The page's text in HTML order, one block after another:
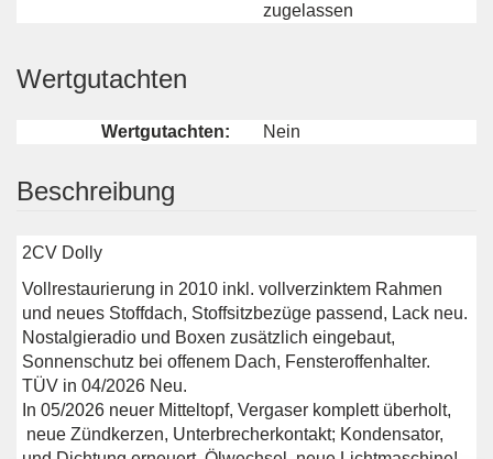
zugelassen
Wertgutachten
Wertgutachten: Nein
Beschreibung
2CV Dolly
Vollrestaurierung in 2010 inkl. vollverzinktem Rahmen
und neues Stoffdach, Stoffsitzbezüge passend, Lack neu.
Nostalgieradio und Boxen zusätzlich eingebaut,
Sonnenschutz bei offenem Dach, Fensteroffenhalter.
TÜV in 04/2026 Neu.
In 05/2026 neuer Mitteltopf, Vergaser komplett überholt,
neue Zündkerzen, Unterbrecherkontakt; Kondensator,